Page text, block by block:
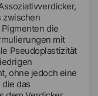
zwischen
die
mit
Pseudoplastizität
ohne jedoch eine
das